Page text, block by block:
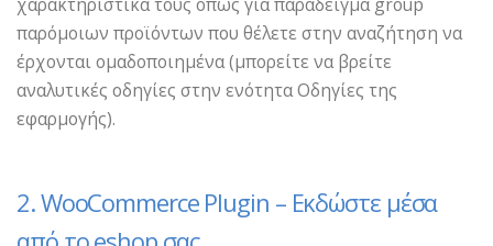
παρόμοιων προϊόντων που θέλετε στην αναζήτηση να
έρχονται ομαδοποιημένα (μπορείτε να βρείτε
αναλυτικές οδηγίες στην ενότητα Οδηγίες της
εφαρμογής).
2. WooCommerce Plugin – Εκδώστε μέσα